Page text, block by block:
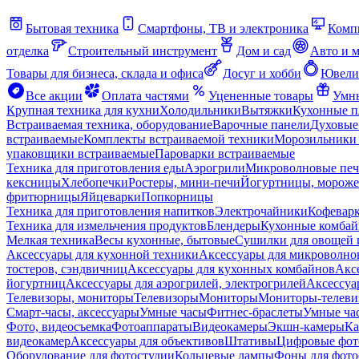
Бытовая техника Смартфоны, ТВ и электроника
отделка
Строительный инструмент Дом и сад
Авто и
Товары для бизнеса, склада и офиса
Досуг и хобби
Все акции
Оплата частями Уцененные товары
Крупная техника для кухниХолодильникиВытяжкиКухонные
Встраиваемая техника, оборудованиеВарочные панели
встраиваемыеКомплекты встраиваемой техникиМорозильники
упаковщики встраиваемыеПароварки встраиваемые
Техника для приготовления едыАэрогрилиМикроволновые
кексницыХлебопечкиРостеры, мини-печиЙогуртницы,
фритюрницыЯйцеваркиПопкорницы
Техника для приготовления напитковЭлектрочайники
Техника для измельчения продуктовБлендерыКухонные
Мелкая техникаВесы кухонные, бытовыеСушилки для овощей
Аксессуары для кухонной техникиАксессуары для
тостеров, сэндвичницАксессуары для кухонных комбайнов
йогуртницАксессуары для аэрогрилей, электрогрилей
Телевизоры, мониторыТелевизорыМониторыМониторы-
Смарт-часы, аксессуарыУмные часыФитнес-браслетыУмные
Фото, видеосъемкаФотоаппаратыВидеокамерыЭкшн-камеры
видеокамерАксессуары для объективовШтативыЦифровые
Оборудование для фотостудииКольцевые лампыФоны для